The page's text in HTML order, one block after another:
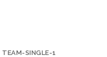
TEAM-SINGLE-1